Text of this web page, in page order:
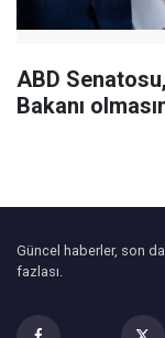
ABD
Bakanı
Güncel haberler, son
fazlası.